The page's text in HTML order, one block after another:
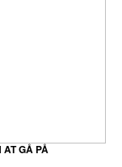
AT GÅ PÅ